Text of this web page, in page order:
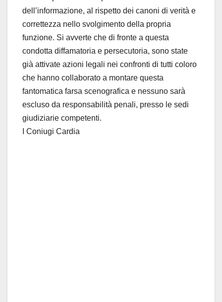
dell’informazione, al rispetto dei canoni di verità e
correttezza nello svolgimento della propria
funzione. Si avverte che di fronte a questa
condotta diffamatoria e persecutoria, sono state
già attivate azioni legali nei confronti di tutti coloro
che hanno collaborato a montare questa
fantomatica farsa scenografica e nessuno sarà
escluso da responsabilità penali, presso le sedi
giudiziarie competenti.
I Coniugi Cardia